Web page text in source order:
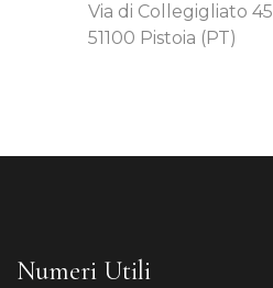
Via di Collegigliato 45
51100 Pistoia (PT)
Numeri Utili